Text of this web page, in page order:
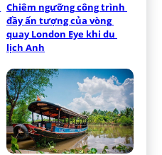
Chiêm ngưỡng công trình
đầy ấn tượng của vòng
quay London Eye khi du
lịch Anh